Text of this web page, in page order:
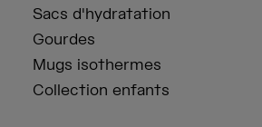
Sacs d'hydratation
Gourdes
Mugs isothermes
Collection enfants